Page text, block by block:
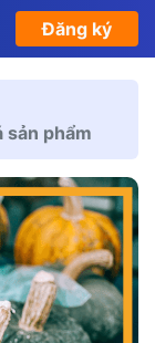
Đăng ký
sản phẩm